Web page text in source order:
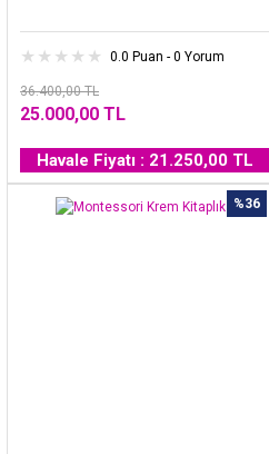
0.0 Puan - 0 Yorum
36.400,00 TL
25.000,00 TL
Havale Fiyatı : 21.250,00 TL
%36